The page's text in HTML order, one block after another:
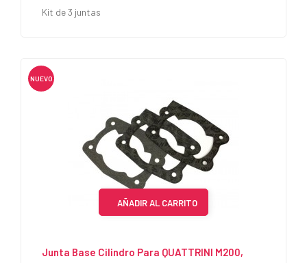
Kit de 3 juntas
NUEVO
AÑADIR AL CARRITO
Junta Base Cilindro Para QUATTRINI M200,